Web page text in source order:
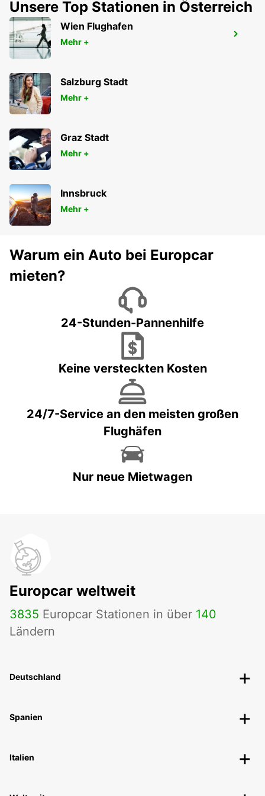
LIEPAJA AIRPORT
LIEPAJA - LATVIA
Unsere Top Stationen in Österreich
Wien Flughafen
Mehr +
Salzburg Stadt
Mehr +
Graz Stadt
Mehr +
Innsbruck
Mehr +
Warum ein Auto bei Europcar
mieten?
24-Stunden-Pannenhilfe
Keine versteckten Kosten
24/7-Service an den meisten großen
Flughäfen
Nur neue Mietwagen
Europcar weltweit
3835 Europcar Stationen in über 140
Ländern
Deutschland
Spanien
Italien